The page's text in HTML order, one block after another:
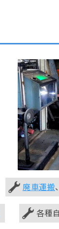
廃車運搬
各種